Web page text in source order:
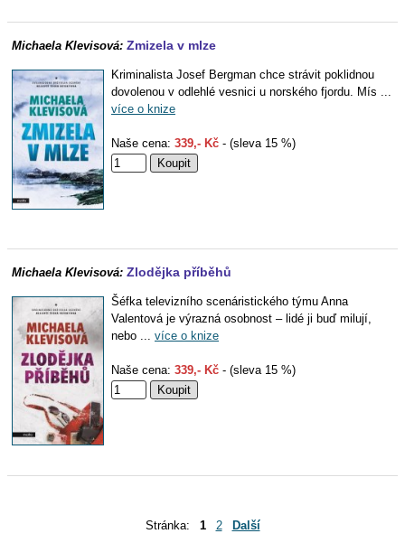
Michaela Klevisová: Zmizela v mlze
Kriminalista Josef Bergman chce strávit poklidnou
dovolenou v odlehlé vesnici u norského fjordu. Mís ...
více o knize
Naše cena: 339,- Kč - (sleva 15 %)
Michaela Klevisová: Zlodějka příběhů
Šéfka televizního scenáristického týmu Anna
Valentová je výrazná osobnost – lidé ji buď milují,
nebo ... více o knize
Naše cena: 339,- Kč - (sleva 15 %)
Stránka: 1 2 Další